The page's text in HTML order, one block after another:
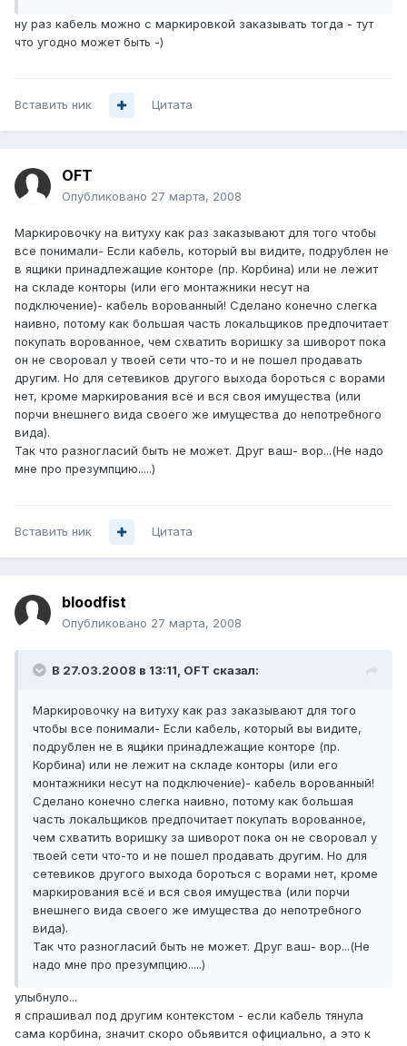
ну раз кабель можно с маркировкой заказывать тогда - тут
что угодно может быть -)
Вставить ник Цитата
OFT
Опубликовано 27 марта, 2008
Маркировочку на витуху как раз заказывают для того чтобы
все понимали- Если кабель, который вы видите, подрублен не
в ящики принадлежащие конторе (пр. Корбина) или не лежит
на складе конторы (или его монтажники несут на
подключение)- кабель ворованный! Сделано конечно слегка
наивно, потому как большая часть локальщиков предпочитает
покупать ворованное, чем схватить воришку за шиворот пока
он не своровал у твоей сети что-то и не пошел продавать
другим. Но для сетевиков другого выхода бороться с ворами
нет, кроме маркирования всё и вся своя имущества (или
порчи внешнего вида своего же имущества до непотребного
вида).
Так что разногласий быть не может. Друг ваш- вор...(Не надо
мне про презумпцию.....)
Вставить ник Цитата
bloodfist
Опубликовано 27 марта, 2008
В 27.03.2008 в 13:11, OFT сказал:
Маркировочку на витуху как раз заказывают для того
чтобы все понимали- Если кабель, который вы видите,
подрублен не в ящики принадлежащие конторе (пр.
Корбина) или не лежит на складе конторы (или его
монтажники несут на подключение)- кабель ворованный!
Сделано конечно слегка наивно, потому как большая
часть локальщиков предпочитает покупать ворованное,
чем схватить воришку за шиворот пока он не своровал у
твоей сети что-то и не пошел продавать другим. Но для
сетевиков другого выхода бороться с ворами нет, кроме
маркирования всё и вся своя имущества (или порчи
внешнего вида своего же имущества до непотребного
вида).
Так что разногласий быть не может. Друг ваш- вор...(Не
надо мне про презумпцию.....)
улыбнуло...
я спрашивал под другим контекстом - если кабель тянула
сама корбина, значит скоро обьявится официально, а это к